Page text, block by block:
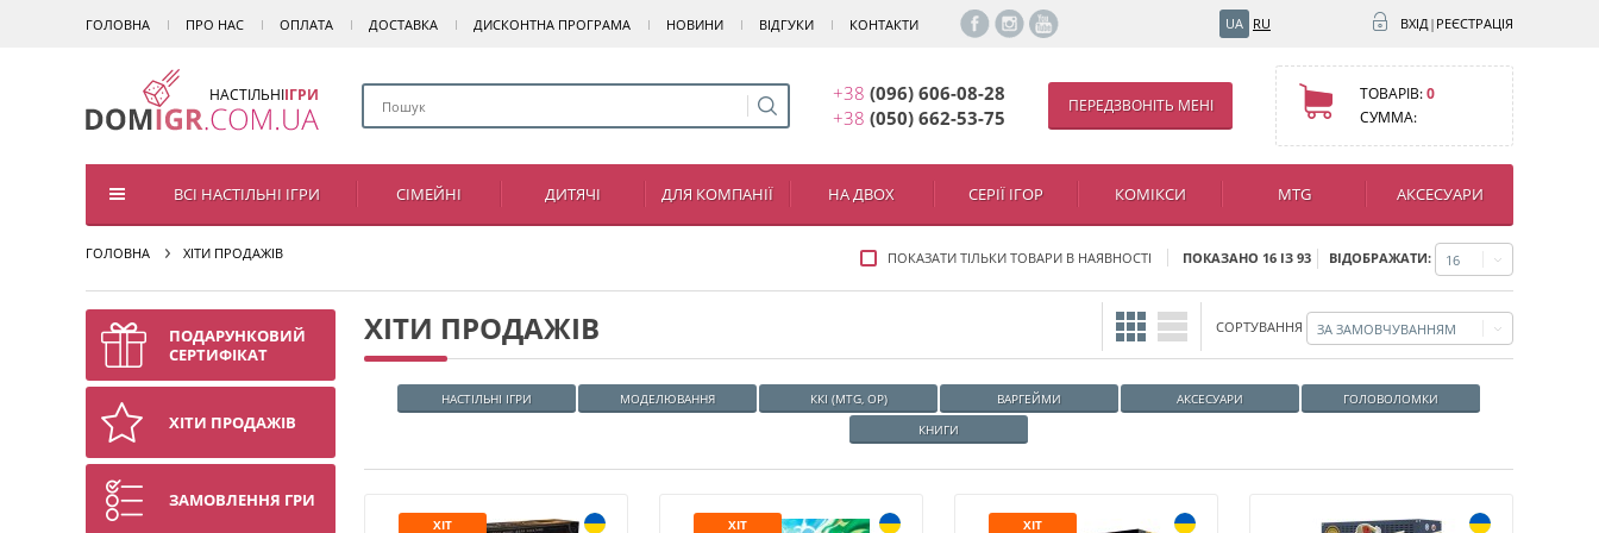
ГОЛОВНА ПРО НАС ОПЛАТА ДОСТАВКА ДИСКОНТНА ПРОГРАМА НОВИНИ ВІДГУКИ КОНТАКТИ UA RU ВХІД| РЕЄСТРАЦІЯ
НАСТІЛЬНІІГРИ +38 (096) 606-08-28
+38 (050) 662-53-75
ПЕРЕДЗВОНІТЬ МЕНІ
ТОВАРІВ:0
СУММА:
ВСІ НАСТІЛЬНІ ІГРИ СІМЕЙНІ ДИТЯЧІ ДЛЯ КОМПАНІЇ НА ДВОХ СЕРІЇ ІГОР КОМІКСИ MTG АКСЕСУАРИ
ГОЛОВНА ХІТИ ПРОДАЖІВ ПОКАЗАТИ ТІЛЬКИ ТОВАРИ В НАЯВНОСТІ ПОКАЗАНО 16 ІЗ 93 ВІДОБРАЖАТИ: 16
ПОДАРУНКОВИЙ
СЕРТИФІКАТ
ХІТИ ПРОДАЖІВ
ЗАМОВЛЕННЯ ГРИ
ХІТИ ПРОДАЖІВ СОРТУВАННЯ ЗА ЗАМОВЧУВАННЯМ
НАСТІЛЬНІ ІГРИ МОДЕЛЮВАННЯ ККІ (MTG, OP) ВАРГЕЙМИ АКСЕСУАРИ
ГОЛОВОЛОМКИ
КНИГИ
ХІТ ХІТ ХІТ